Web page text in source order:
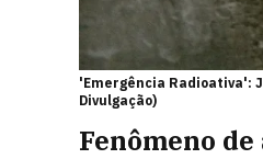
'Emergência Radioativa':
Divulgação)
Fenômeno